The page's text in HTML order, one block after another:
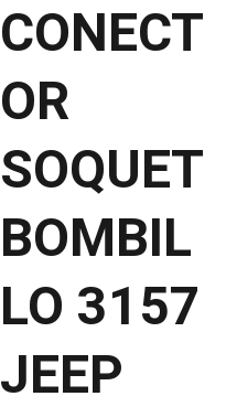
CONECT
OR
SOQUET
BOMBIL
LO 3157
JEEP